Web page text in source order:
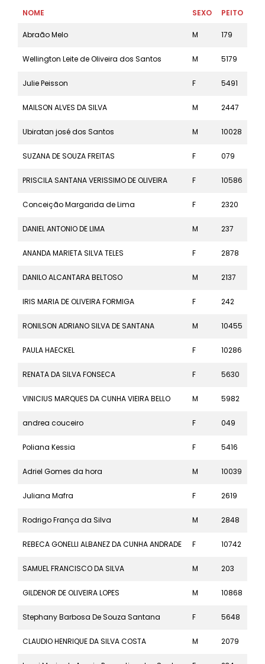
NOME SEXO PEITO
Abraão Melo M 179
Wellington Leite de Oliveira dos Santos M 5179
Julie Peisson F 5491
MAILSON ALVES DA SILVA M 2447
Ubiratan josé dos Santos M 10028
SUZANA DE SOUZA FREITAS F 079
PRISCILA SANTANA VERISSIMO DE OLIVEIRA F 10586
Conceição Margarida de Lima F 2320
DANIEL ANTONIO DE LIMA M 237
ANANDA MARIETA SILVA TELES F 2878
DANILO ALCANTARA BELTOSO M 2137
IRIS MARIA DE OLIVEIRA FORMIGA F 242
RONILSON ADRIANO SILVA DE SANTANA M 10455
PAULA HAECKEL F 10286
RENATA DA SILVA FONSECA F 5630
VINICIUS MARQUES DA CUNHA VIEIRA BELLO M 5982
andrea couceiro F 049
Poliana Kessia F 5416
Adriel Gomes da hora M 10039
Juliana Mafra F 2619
Rodrigo França da Silva M 2848
REBECA GONELLI ALBANEZ DA CUNHA ANDRADE F 10742
SAMUEL FRANCISCO DA SILVA M 203
GILDENOR DE OLIVEIRA LOPES M 10868
Stephany Barbosa De Souza Santana F 5648
CLAUDIO HENRIQUE DA SILVA COSTA M 2079